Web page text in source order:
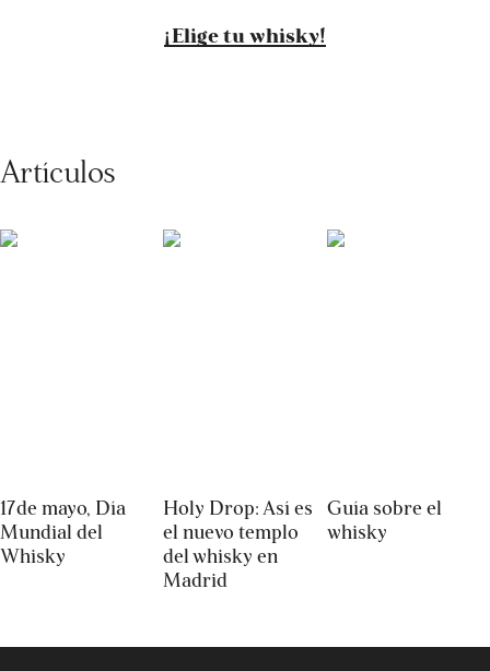
¡Elige tu whisky!
Artículos
17 de mayo, Día
Mundial del
Whisky
Holy Drop: Así es
el nuevo templo
del whisky en
Madrid
Guía sobre el
whisky